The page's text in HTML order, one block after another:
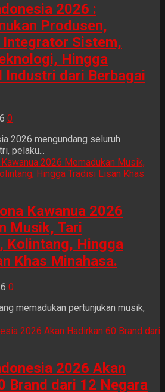
2026 :
Produsen,
Sistem,
Hingga
Industri dari Berbagai
0
2026 mengundang seluruh
pelaku...
Kawanua 2026
Musik, Tari
Kolintang, Hingga
Khas Minahasa.
0
memadukan pertunjukan musik,
2026 Akan
Brand dari 12 Negara